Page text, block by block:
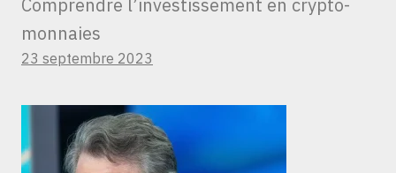
Comprendre l’investissement en crypto-
monnaies
23 septembre 2023